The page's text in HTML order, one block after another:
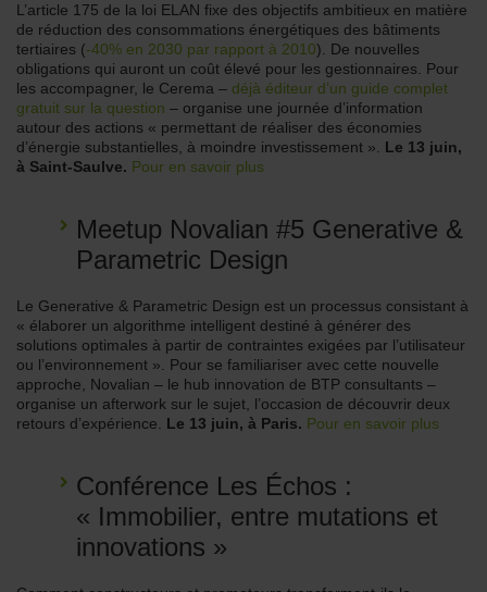
L’article 175 de la loi ELAN fixe des objectifs ambitieux en matière
de réduction des consommations énergétiques des bâtiments
tertiaires (-40% en 2030 par rapport à 2010). De nouvelles
obligations qui auront un coût élevé pour les gestionnaires. Pour
les accompagner, le Cerema – déjà éditeur d’un guide complet
gratuit sur la question – organise une journée d’information
autour des actions « permettant de réaliser des économies
d’énergie substantielles, à moindre investissement ».
Le 13 juin,
à Saint-Saulve. Pour en savoir plus
Meetup Novalian #5 Generative &
Parametric Design
Le Generative & Parametric Design est un processus consistant à
« élaborer un algorithme intelligent destiné à générer des
solutions optimales à partir de contraintes exigées par l’utilisateur
ou l’environnement ». Pour se familiariser avec cette nouvelle
approche, Novalian – le hub innovation de BTP consultants –
organise un afterwork sur le sujet, l’occasion de découvrir deux
retours d’expérience.
Le 13 juin, à Paris. Pour en savoir plus
Conférence Les Échos :
« Immobilier, entre mutations et
innovations »